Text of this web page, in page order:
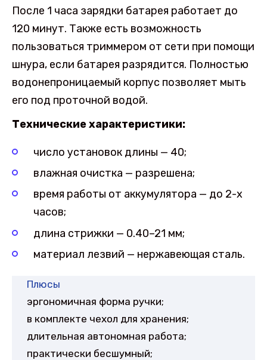
После 1 часа зарядки батарея работает до
120 минут. Также есть возможность
пользоваться триммером от сети при помощи
шнура, если батарея разрядится. Полностью
водонепроницаемый корпус позволяет мыть
его под проточной водой.
Технические характеристики:
число установок длины — 40;
влажная очистка — разрешена;
время работы от аккумулятора — до 2-х
часов;
длина стрижки — 0.40–21 мм;
материал лезвий — нержавеющая сталь.
Плюсы
эргономичная форма ручки;
в комплекте чехол для хранения;
длительная автономная работа;
практически бесшумный;